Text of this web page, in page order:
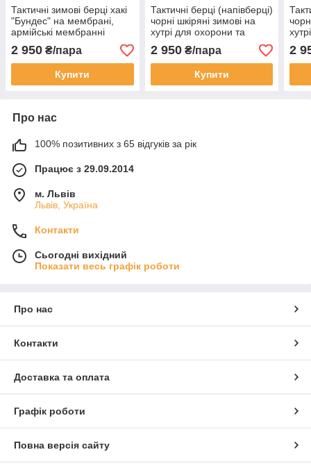
Тактичні зимові берці хакі
"Бундес" на мембрані,
армійські мембранні
зелені берци для ЗСУ та
Нацгвардії на зиму
2 950 ₴/пара
Купити
Тактичні берці (напівберці)
чорні шкіряні зимові на
хутрі для охорони та
натуральна шкіра
2 950₴/пара
Купити
2
Про нас
100% позитивних з 65 відгуків за рік
Працює з 29.09.2014
м. Львів
Львів, Україна
Контакти
Сьогодні вихідний
Показати весь графік роботи
Про нас
Контакти
Доставка та оплата
Графік роботи
Повна версія сайту